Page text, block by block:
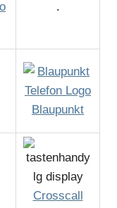
.
Blaupunkt
Crosscall